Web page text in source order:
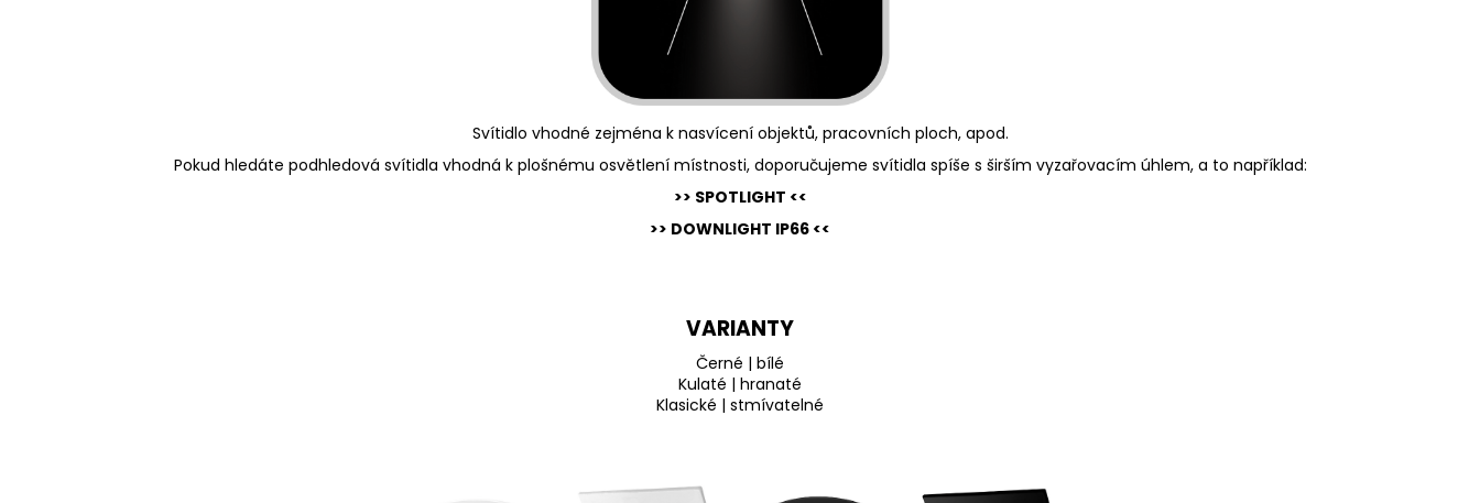
Svítidlo vhodné zejména k nasvícení objektů, pracovních ploch, apod.
Pokud hledáte podhledová svítidla vhodná k plošnému osvětlení místnosti, doporučujeme svítidla spíše s širším vyzařovacím úhlem, a to například:
>> SPOTLIGHT <<
>> DOWNLIGHT IP66 <<
VARIANTY
Černé | bílé
Kulaté | hranaté
Klasické | stmívatelné